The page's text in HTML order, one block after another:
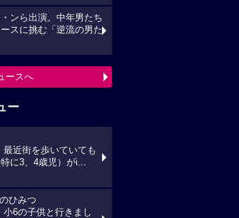
ンら出演。中年男たち
スに挑む「逆流の男た
ースへ
ー
最近街を歩いていても
に3、4歳児）がi...
ひみつ
6の子供と行きまし